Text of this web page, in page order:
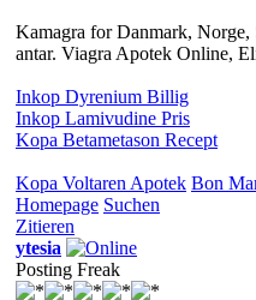
Kamagra for Danmark, Norge,
antar. Viagra Apotek Online,
Inkop Dyrenium Billig
Inkop Lamivudine Pris
Kopa Betametason Recept
Kopa Voltaren Apotek Bon
Homepage Suchen
Zitieren
ytesia
Posting Freak